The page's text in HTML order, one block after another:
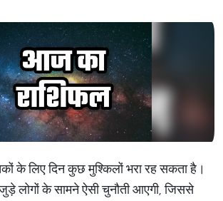
के लिए दिन कुछ मुश्किलों भरा रह सकता है।
लोगों के सामने ऐसी चुनौती आएगी, जिससे